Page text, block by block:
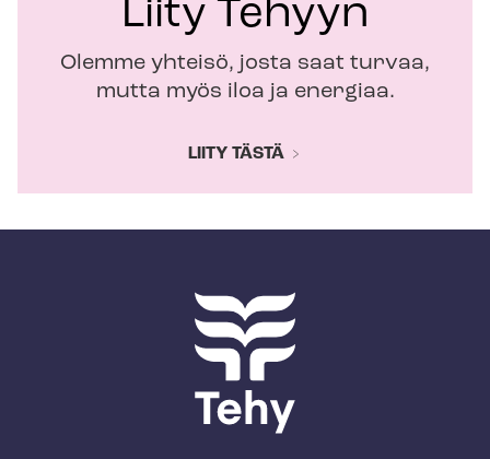
Liity Tehyyn
Olemme yhteisö, josta saat turvaa,
mutta myös iloa ja energiaa.
LIITY TÄSTÄ